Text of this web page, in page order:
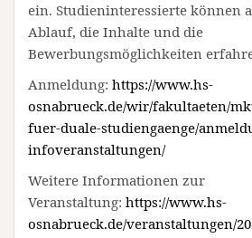
ein. Studieninteressierte können
Ablauf, die Inhalte und die
Bewerbungsmöglichkeiten
Anmeldung: https://www.hs-
osnabrueck.de/wir/fakultaeten/
fuer-duale-studiengaenge/
infoveranstaltungen/
Weitere Informationen zur
Veranstaltung: https://www.hs-
osnabrueck.de/veranstaltungen/